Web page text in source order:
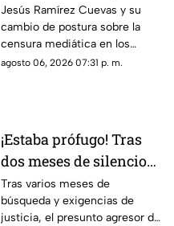
Censura a los Medios
de Comunicación
Jesús Ramírez Cuevas y su
cambio de postura sobre la
censura mediática en los
medios de comunicación.
agosto 06, 2026 07:31 p. m.
¡Estaba prófugo! Tras
dos meses de silencio
detuvieron a Jorge "N",
agresor de Paula
Tras varios meses de
búsqueda y exigencias de
justicia, el presunto agresor de